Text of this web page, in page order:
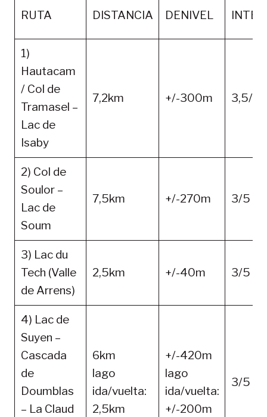
RUTA DISTANCIA DENIVEL
1)
Hautacam
/ Col de
Tramasel –
Lac de
Isaby
7,2km +/-300m 3,5/5
2) Col de
Soulor –
Lac de
Soum
7,5km +/-270m 3/5
3) Lac du
Tech (Valle
de Arrens)
2,5km +/-40m 3/5
4) Lac de
Suyen –
Cascada
de
Doumblas
– La Claud
6km
lago
ida/vuelta:
2,5km
+/-420m
lago
ida/vuelta:
+/-200m
3/5